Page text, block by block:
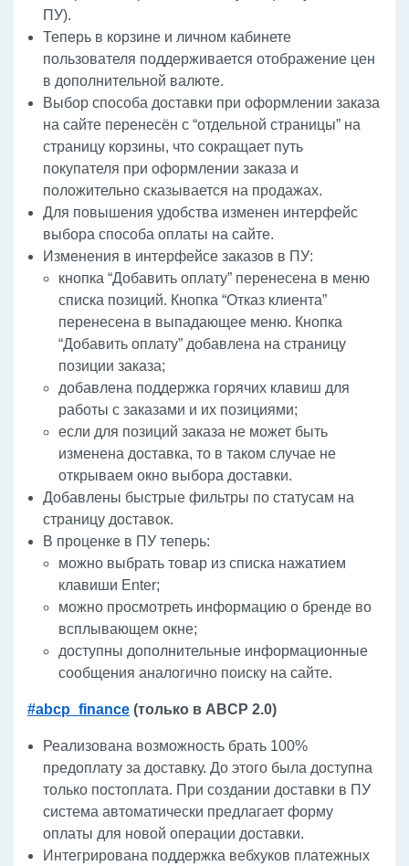
ПУ).
Теперь в корзине и личном кабинете
пользователя поддерживается отображение цен
в дополнительной валюте.
Выбор способа доставки при оформлении заказа
на сайте перенесён с “отдельной страницы” на
страницу корзины, что сокращает путь
покупателя при оформлении заказа и
положительно сказывается на продажах.
Для повышения удобства изменен интерфейс
выбора способа оплаты на сайте.
Изменения в интерфейсе заказов в ПУ:
кнопка “Добавить оплату” перенесена в меню
списка позиций. Кнопка “Отказ клиента”
перенесена в выпадающее меню. Кнопка
“Добавить оплату” добавлена на страницу
позиции заказа;
добавлена поддержка горячих клавиш для
работы с заказами и их позициями;
если для позиций заказа не может быть
изменена доставка, то в таком случае не
открываем окно выбора доставки.
Добавлены быстрые фильтры по статусам на
страницу доставок.
В проценке в ПУ теперь:
можно выбрать товар из списка нажатием
клавиши Enter;
можно просмотреть информацию о бренде во
всплывающем окне;
доступны дополнительные информационные
сообщения аналогично поиску на сайте.
#abcp_finance (только в ABCP 2.0)
Реализована возможность брать 100%
предоплату за доставку. До этого была доступна
только постоплата. При создании доставки в ПУ
система автоматически предлагает форму
оплаты для новой операции доставки.
Интегрирована поддержка вебхуков платежных